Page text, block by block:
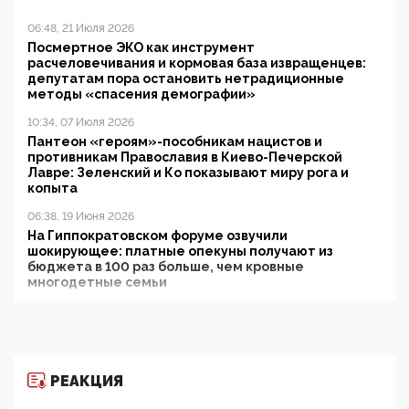
06:48, 21 Июля 2026
Посмертное ЭКО как инструмент
расчеловечивания и кормовая база извращенцев:
депутатам пора остановить нетрадиционные
методы «спасения демографии»
10:34, 07 Июля 2026
Пантеон «героям»-пособникам нацистов и
противникам Православия в Киево-Печерской
Лавре: Зеленский и Ко показывают миру рога и
копыта
06:38, 19 Июня 2026
На Гиппократовском форуме озвучили
шокирующее: платные опекуны получают из
бюджета в 100 раз больше, чем кровные
многодетные семьи
11:53, 09 Июня 2026
РЕАКЦИЯ